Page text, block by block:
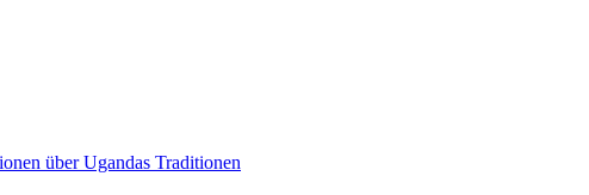
über Ugandas Traditionen